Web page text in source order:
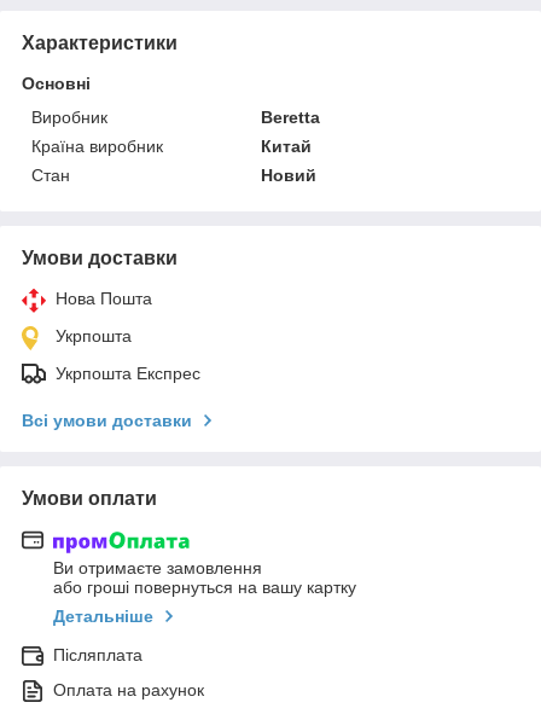
Характеристики
Основні
Виробник
Beretta
Країна виробник
Китай
Стан
Новий
Умови доставки
Нова Пошта
Укрпошта
Укрпошта Експрес
Всі умови доставки
Умови оплати
Ви отримаєте замовлення
або гроші повернуться на вашу картку
Детальніше
Післяплата
Оплата на рахунок